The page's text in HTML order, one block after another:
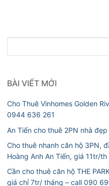
kiếm
BÀI VIẾT MỚI
Cho Thuê Vinhomes Golden
0944 636 261
An Tiến cho thuê 2PN nhà
Cho thuê nhanh căn hộ 3PN,
Hoàng Anh An Tiến, giá 11tr/th
Cần cho thuê căn hộ THE
giá chỉ 7tr/ tháng – call 090